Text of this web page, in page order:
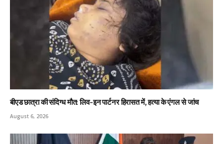
बीएड छात्रा की संदिग्ध मौत: लिव-इन पार्टनर हिरासत में, हत्या के एंगल से जांच
August 6, 2026